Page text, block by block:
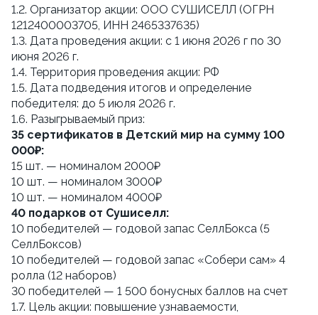
1.2. Организатор акции: ООО СУШИСЕЛЛ (ОГРН
1212400003705, ИНН 2465337635)
1.3. Дата проведения акции: с 1 июня 2026 г по 30
июня 2026 г.
1.4. Территория проведения акции: РФ
1.5. Дата подведения итогов и определение
победителя: до 5 июля 2026 г.
1.6. Разыгрываемый приз:
35 сертификатов в Детский мир на сумму 100
000₽:
15 шт. — номиналом 2000₽
10 шт. — номиналом 3000₽
10 шт. — номиналом 4000₽
40 подарков от Сушиселл:
10 победителей — годовой запас СеллБокса (5
СеллБоксов)
10 победителей — годовой запас «Собери сам» 4
ролла (12 наборов)
30 победителей — 1 500 бонусных баллов на счет
1.7. Цель акции: повышение узнаваемости,